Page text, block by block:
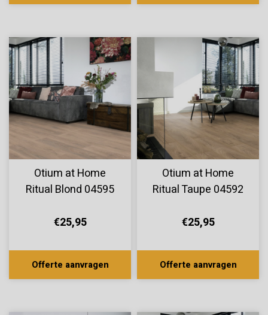
Otium at Home
Ritual Blond 04595
€25,95
Offerte aanvragen
Otium at Home
Ritual Taupe 04592
€25,95
Offerte aanvragen